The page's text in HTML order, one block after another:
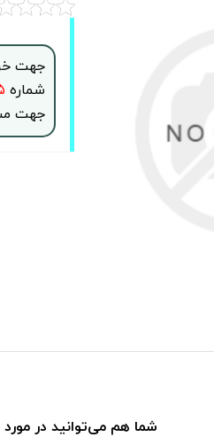
شماره
جهت
شما هم می‌توانید در مورد